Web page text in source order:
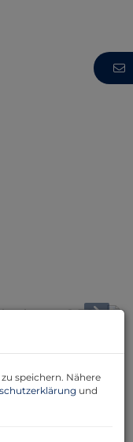
Zuhause in 1220
die keine
speichern. Nähere
und